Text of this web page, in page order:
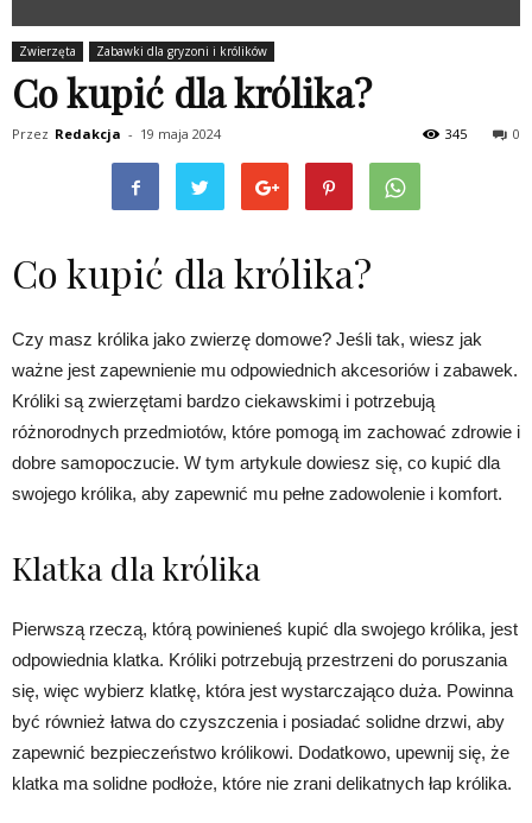
Zwierzęta Zabawki dla gryzoni i królików
Co kupić dla królika?
Przez Redakcja - 19 maja 2024 0
345
Co kupić dla królika?
Czy masz królika jako zwierzę domowe? Jeśli tak, wiesz jak
ważne jest zapewnienie mu odpowiednich akcesoriów i zabawek.
Króliki są zwierzętami bardzo ciekawskimi i potrzebują
różnorodnych przedmiotów, które pomogą im zachować zdrowie i
dobre samopoczucie. W tym artykule dowiesz się, co kupić dla
swojego królika, aby zapewnić mu pełne zadowolenie i komfort.
Klatka dla królika
Pierwszą rzeczą, którą powinieneś kupić dla swojego królika, jest
odpowiednia klatka. Króliki potrzebują przestrzeni do poruszania
się, więc wybierz klatkę, która jest wystarczająco duża. Powinna
być również łatwa do czyszczenia i posiadać solidne drzwi, aby
zapewnić bezpieczeństwo królikowi. Dodatkowo, upewnij się, że
klatka ma solidne podłoże, które nie zrani delikatnych łap królika.